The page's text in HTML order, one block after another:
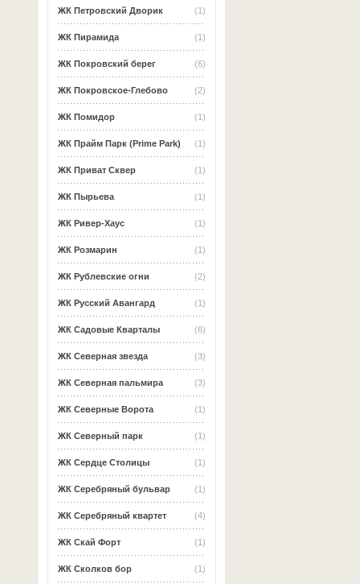
(1)
ЖК Петровский Дворик
(1)
ЖК Пирамида
(6)
ЖК Покровский берег
(2)
ЖК Покровское-Глебово
(1)
ЖК Помидор
(1)
ЖК Прайм Парк (Prime Park)
(1)
ЖК Приват Сквер
(1)
ЖК Пырьева
(1)
ЖК Ривер-Хаус
(1)
ЖК Розмарин
(2)
ЖК Рублевские огни
(1)
ЖК Русский Авангард
(6)
ЖК Садовые Кварталы
(3)
ЖК Северная звезда
(3)
ЖК Северная пальмира
(1)
ЖК Северные Ворота
(1)
ЖК Северный парк
(1)
ЖК Сердце Столицы
(1)
ЖК Серебряный бульвар
(4)
ЖК Серебряный квартет
(1)
ЖК Скай Форт
(1)
ЖК Сколков бор